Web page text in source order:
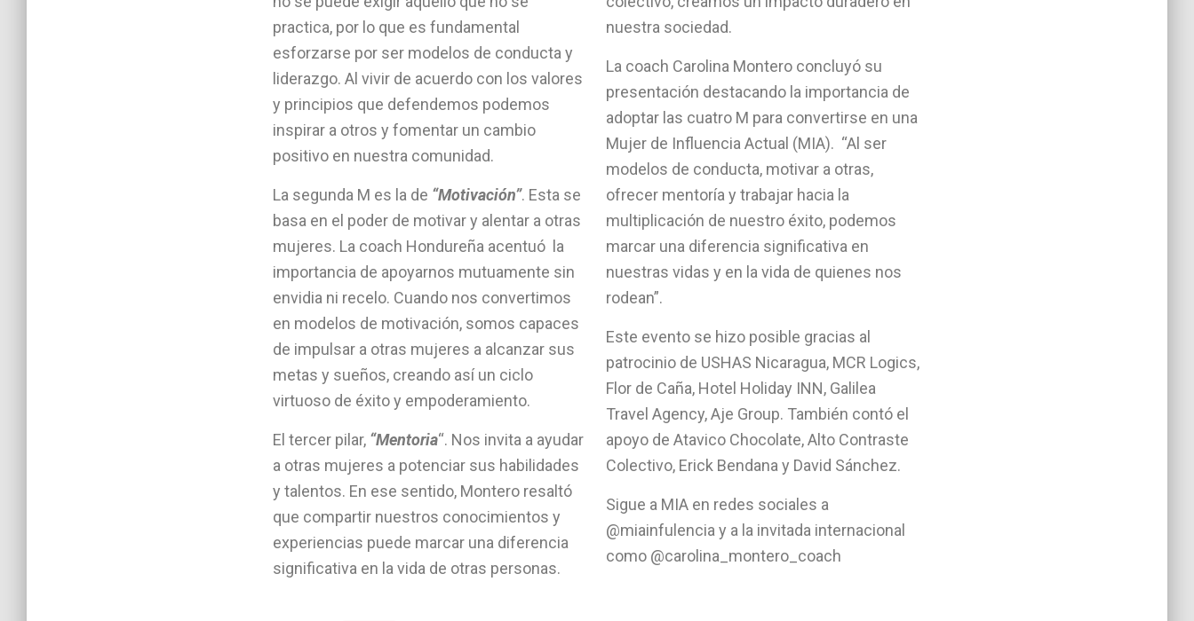
practica, por lo que es fundamental
esforzarse por ser modelos de conducta y
liderazgo. Al vivir de acuerdo con los valores
y principios que defendemos podemos
inspirar a otros y fomentar un cambio
positivo en nuestra comunidad.
La segunda M es la de “Motivación”. Esta se
basa en el poder de motivar y alentar a otras
mujeres. La coach Hondureña acentuó la
importancia de apoyarnos mutuamente sin
envidia ni recelo. Cuando nos convertimos
en modelos de motivación, somos capaces
de impulsar a otras mujeres a alcanzar sus
metas y sueños, creando así un ciclo
virtuoso de éxito y empoderamiento.
El tercer pilar, “Mentoria“. Nos invita a ayudar
a otras mujeres a potenciar sus habilidades
y talentos. En ese sentido, Montero resaltó
que compartir nuestros conocimientos y
experiencias puede marcar una diferencia
significativa en la vida de otras personas.
nuestra sociedad.
La coach Carolina Montero concluyó su
presentación destacando la importancia de
adoptar las cuatro M para convertirse en una
Mujer de Influencia Actual (MIA). “Al ser
modelos de conducta, motivar a otras,
ofrecer mentoría y trabajar hacia la
multiplicación de nuestro éxito, podemos
marcar una diferencia significativa en
nuestras vidas y en la vida de quienes nos
rodean”.
Este evento se hizo posible gracias al
patrocinio de USHAS Nicaragua, MCR Logics,
Flor de Caña, Hotel Holiday INN, Galilea
Travel Agency, Aje Group. También contó el
apoyo de Atavico Chocolate, Alto Contraste
Colectivo, Erick Bendana y David Sánchez.
Sigue a MIA en redes sociales a
@miainfulencia y a la invitada internacional
como @carolina_montero_coach